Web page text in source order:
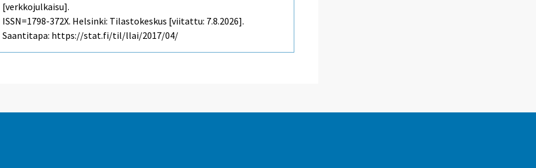
[verkkojulkaisu].
ISSN=1798-372X. Helsinki: Tilastokeskus [viitattu: 7.8.2026].
Saantitapa: https://stat.fi/til/llai/2017/04/